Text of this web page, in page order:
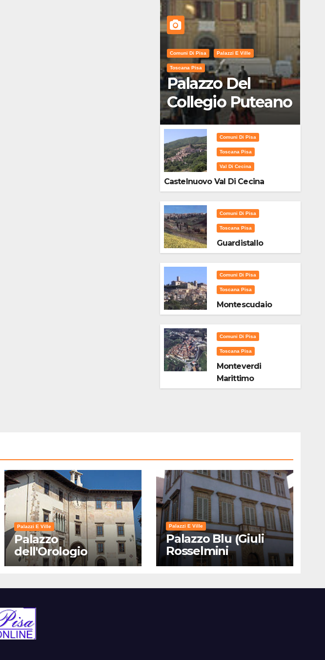
Comuni Di Pisa Palazzi E Ville
Toscana Pisa
Palazzo Del
Collegio Puteano
Comuni Di Pisa
Toscana Pisa
Val Di Cecina
Castelnuovo Val Di Cecina
Comuni Di Pisa
Toscana Pisa
Guardistallo
Comuni Di Pisa
Toscana Pisa
Montescudaio
Comuni Di Pisa
Toscana Pisa
Monteverdi
Marittimo
Palazzi E Ville
Palazzo
dell'Orologio
Palazzi E Ville
Palazzo Blu (Giuli
Rosselmini
Gualandi) – Pisa:
Visita